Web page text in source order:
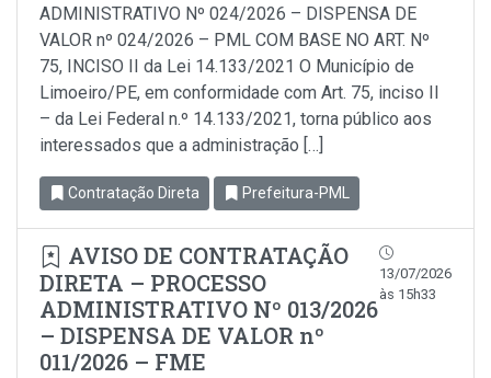
ADMINISTRATIVO Nº 024/2026 – DISPENSA DE
VALOR nº 024/2026 – PML COM BASE NO ART. Nº
75, INCISO II da Lei 14.133/2021 O Município de
Limoeiro/PE, em conformidade com Art. 75, inciso Il
– da Lei Federal n.º 14.133/2021, torna público aos
interessados que a administração […]
Contratação Direta Prefeitura-PML
AVISO DE CONTRATAÇÃO
DIRETA – PROCESSO
ADMINISTRATIVO Nº 013/2026
– DISPENSA DE VALOR nº
011/2026 – FME
13/07/2026
às 15h33